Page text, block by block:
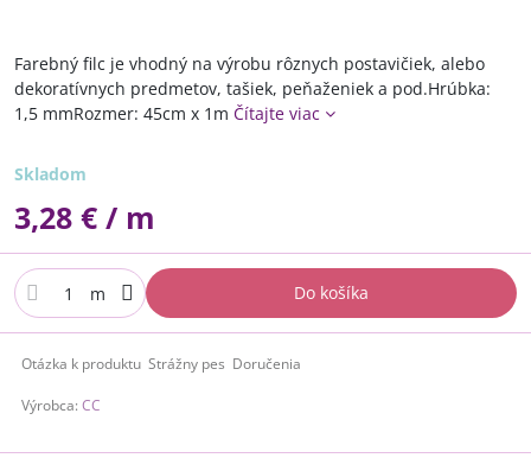
Farebný filc je vhodný na výrobu rôznych postavičiek, alebo
dekoratívnych predmetov, tašiek, peňaženiek a pod.Hrúbka:
1,5 mmRozmer: 45cm x 1m Čítajte viac
Skladom
3,28 €
m Do košíka
Otázka k produktu Strážny pes Doručenia
Výrobca: CC